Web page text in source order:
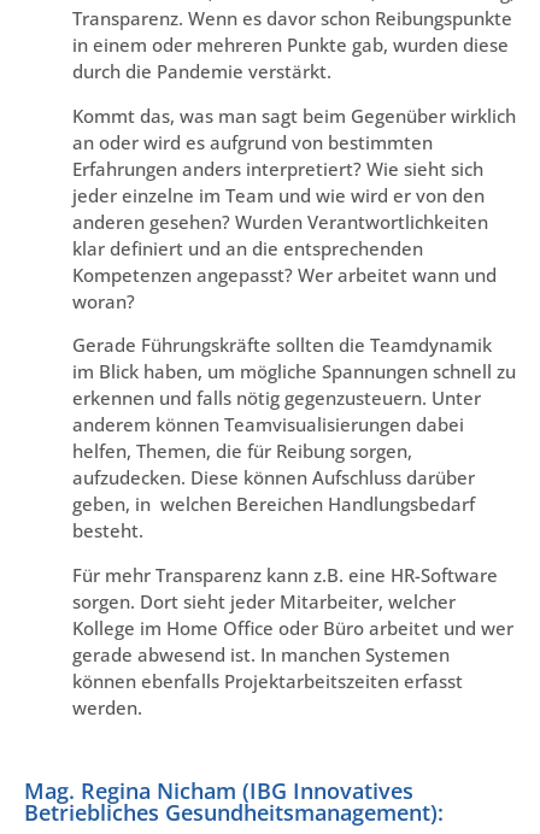
Transparenz. Wenn es davor schon Reibungspunkte
in einem oder mehreren Punkte gab, wurden diese
durch die Pandemie verstärkt.
Kommt das, was man sagt beim Gegenüber wirklich
an oder wird es aufgrund von bestimmten
Erfahrungen anders interpretiert? Wie sieht sich
jeder einzelne im Team und wie wird er von den
anderen gesehen? Wurden Verantwortlichkeiten
klar definiert und an die entsprechenden
Kompetenzen angepasst? Wer arbeitet wann und
woran?
Gerade Führungskräfte sollten die Teamdynamik
im Blick haben, um mögliche Spannungen schnell zu
erkennen und falls nötig gegenzusteuern. Unter
anderem können Teamvisualisierungen dabei
helfen, Themen, die für Reibung sorgen,
aufzudecken. Diese können Aufschluss darüber
geben, in welchen Bereichen Handlungsbedarf
besteht.
Für mehr Transparenz kann z.B. eine HR-Software
sorgen. Dort sieht jeder Mitarbeiter, welcher
Kollege im Home Office oder Büro arbeitet und wer
gerade abwesend ist. In manchen Systemen
können ebenfalls Projektarbeitszeiten erfasst
werden.
Mag. Regina Nicham (IBG Innovatives
Betriebliches Gesundheitsmanagement):